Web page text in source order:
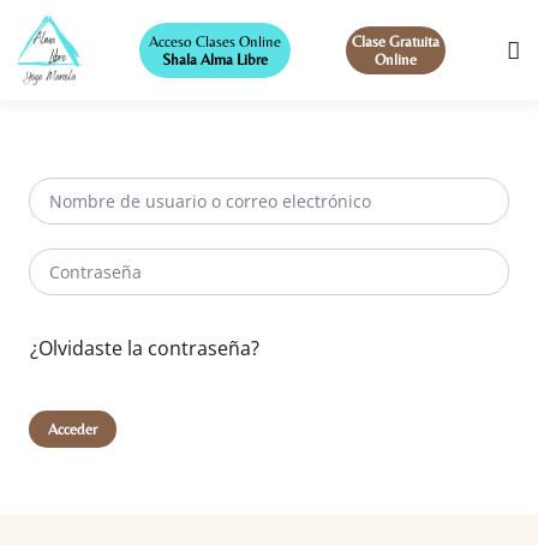
Acceso Clases Online
Shala Alma Libre
Clase Gratuita
Online
¿Olvidaste la contraseña?
Acceder